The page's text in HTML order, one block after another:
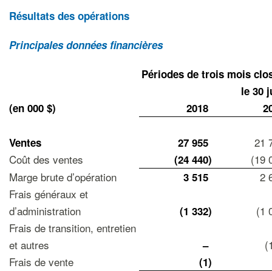
Résultats des opérations
Principales données financières
Périodes de trois mois
le 30
(en 000 $)
2018
Ventes 27 955
21
Coût des ventes
(24 440)
(19
Marge brute d’opération
3 515
2
Frais généraux et
d’administration
(1 332)
(1
Frais de transition, entretien
et autres
–
Frais de vente
(1)